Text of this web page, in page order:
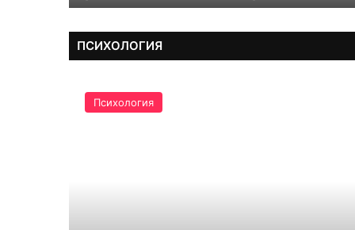
ПСИХОЛОГИЯ
Психология